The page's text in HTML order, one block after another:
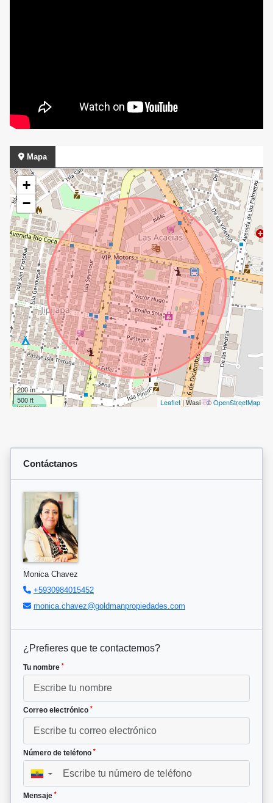
Mapa
+
−
200 m
500 ft
Leaflet| Wasi - ©OpenStreetMap
Contáctanos
Monica Chavez
+5930984015452
monica.chavez@goldmanpropiedades.com
¿Prefieres que te contactemos?
Tu nombre *
Correo electrónico *
Número de teléfono *
▼
Mensaje *